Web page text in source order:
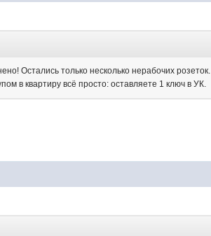
Остались только несколько нерабочих
в квартиру всё просто: оставляете 1 ключ в УК.